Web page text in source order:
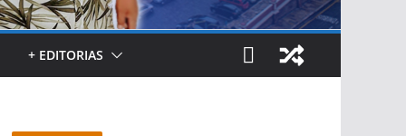
+ EDITORIAS